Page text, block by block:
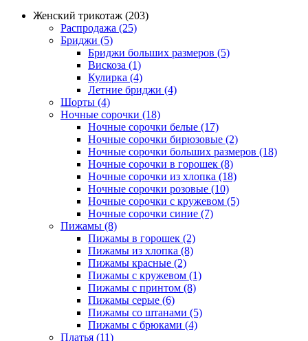
Женский трикотаж (203)
Распродажа (25)
Бриджи (5)
Бриджи больших размеров (5)
Вискоза (1)
Кулирка (4)
Летние бриджи (4)
Шорты (4)
Ночные сорочки (18)
Ночные сорочки белые (17)
Ночные сорочки бирюзовые (2)
Ночные сорочки больших размеров (18)
Ночные сорочки в горошек (8)
Ночные сорочки из хлопка (18)
Ночные сорочки розовые (10)
Ночные сорочки с кружевом (5)
Ночные сорочки синие (7)
Пижамы (8)
Пижамы в горошек (2)
Пижамы из хлопка (8)
Пижамы красные (2)
Пижамы с кружевом (1)
Пижамы с принтом (8)
Пижамы серые (6)
Пижамы со штанами (5)
Пижамы с брюками (4)
Платья (11)